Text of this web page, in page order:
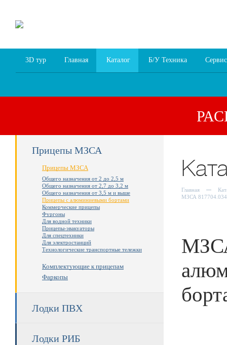
3D тур Главная Каталог Б/У Техника Сервис
Прицепы МЗСА
Прицепы МЗСА
Общего назначения от 2 до 2,5 м
Общего назначения от 2,7 до 3,2 м
Общего назначения от 3,5 м и выше
Прицепы с алюминиевыми бортами
Коммерческие прицепы
Фургоны
Для водной техники
Прицепы-эвакуаторы
Для спецтехники
Для электростанций
Технологические транспортные тележки
Комплектующие к прицепам
Фаркопы
Лодки ПВХ
Лодки РИБ
Главная
МЗСА 817704.034